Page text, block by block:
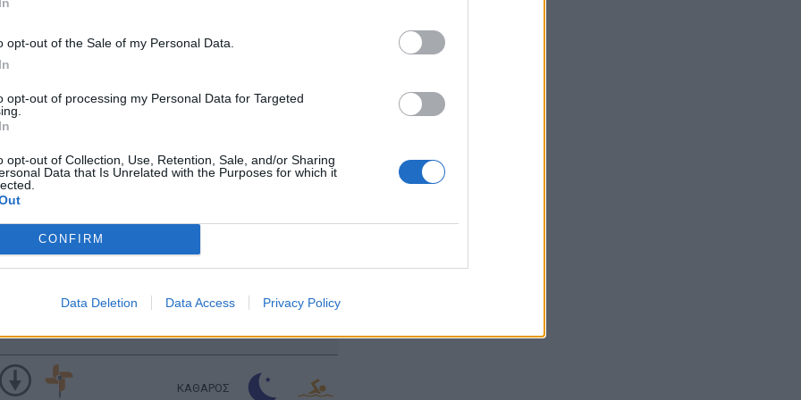
opt-out of the Sale of my Personal Data.
opt-out of processing my Personal Data for Targeted
opt-out of Collection, Use, Retention, Sale, and/or Sharing
Data that Is Unrelated with the Purposes for which it
CONFIRM
Data Deletion Data Access Privacy Policy
70km/h
70km/h
km/h
ΚΑΘΑΡΟΣ